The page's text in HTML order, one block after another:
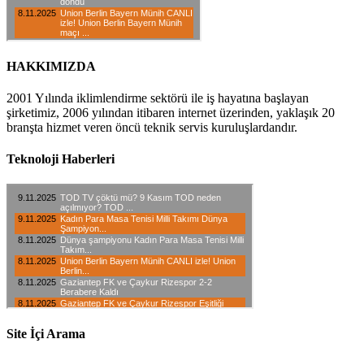
HAKKIMIZDA
2001 Yılında iklimlendirme sektörü ile iş hayatına başlayan
şirketimiz, 2006 yılından itibaren internet üzerinden, yaklaşık 20
branşta hizmet veren öncü teknik servis kuruluşlardandır.
Teknoloji Haberleri
Site İçi Arama